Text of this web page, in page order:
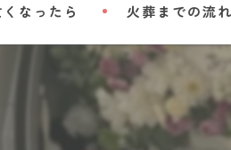
なったら 火葬までの流れ